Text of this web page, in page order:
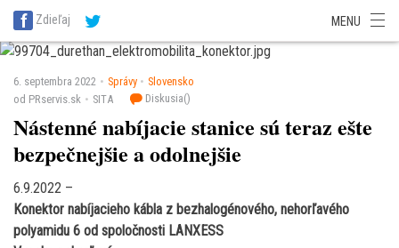
SITA Energetika
SITA Potravinárstvo
Zdieľaj MENU
6. septembra 2022 Správy
Slovensko
od PRservis.sk
SITA Diskusia()
Nástenné nabíjacie stanice sú teraz ešte
bezpečnejšie a odolnejšie
6.9.2022 –
Konektor nabíjacieho kábla z bezhalogénového, nehorľavého
polyamidu 6 od spoločnosti LANXESS